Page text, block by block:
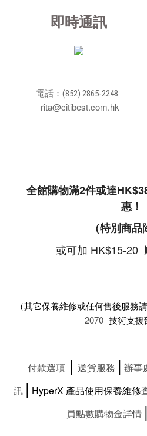
即時通訊
電話：(852) 2865-2248
rita@citibest.com.hk
全館購物滿2件或達
惠！
（特別商品
或可加 HK$15-20
（其它保養維修或任何售後服務
2070 技術支援
付款選項 | 送貨服務 | 辦事
訊 | HyperX 產品使用保養維修
員點數購物金詳情 |